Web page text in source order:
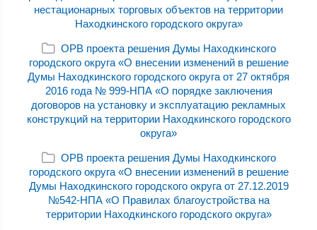
нестационарных торговых объектов на территории
Находкинского городского округа»
ОРВ проекта решения Думы Находкинского
городского округа «О внесении изменений в решение
Думы Находкинского городского округа от 27 октября
2016 года № 999-НПА «О порядке заключения
договоров на установку и эксплуатацию рекламных
конструкций на территории Находкинского городского
округа»
ОРВ проекта решения Думы Находкинского
городского округа «О внесении изменений в решение
Думы Находкинского городского округа от 27.12.2019
№542-НПА «О Правилах благоустройства на
территории Находкинского городского округа»